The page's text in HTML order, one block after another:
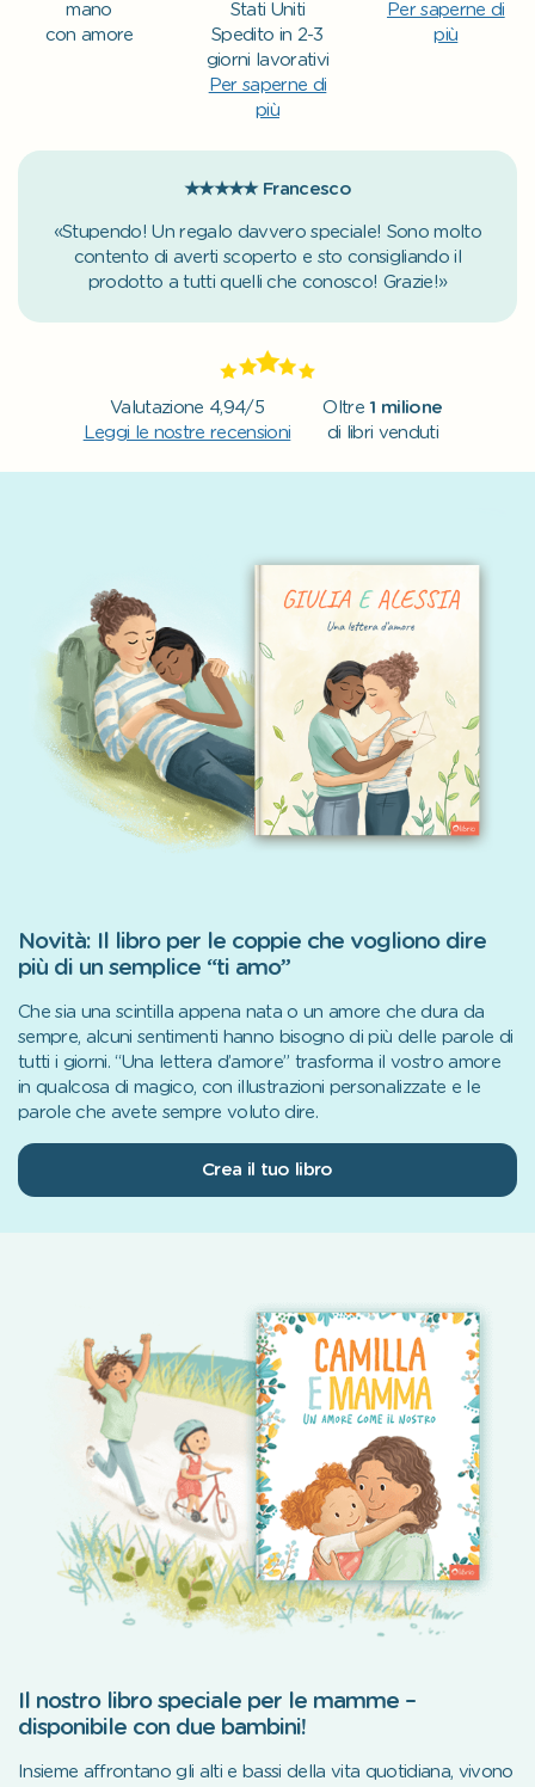
mano
con amore
Stati Uniti
Spedito in 2-3
giorni lavorativi
Per saperne di
più
Per saperne di
più
★★★★★ Francesco
«Stupendo! Un regalo davvero speciale! Sono molto
contento di averti scoperto e sto consigliando il
prodotto a tutti quelli che conosco! Grazie!»
Valutazione 4,94/5
Leggi le nostre recensioni
Oltre1 milione
di libri venduti
Novità: Il libro per le coppie che vogliono dire
più di un semplice “ti amo”
Che sia una scintilla appena nata o un amore che dura da
sempre, alcuni sentimenti hanno bisogno di più delle parole di
tutti i giorni. “Una lettera d’amore” trasforma il vostro amore
in qualcosa di magico, con illustrazioni personalizzate e le
parole che avete sempre voluto dire.
Crea il tuo libro
Il nostro libro speciale per le mamme –
disponibile con due bambini!
Insieme affrontano gli alti e bassi della vita quotidiana, vivono